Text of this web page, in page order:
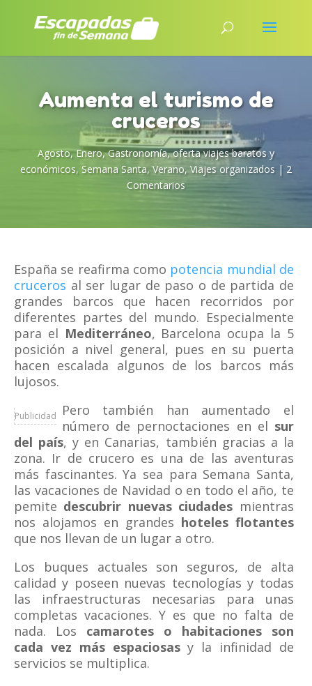
Aumenta el turismo de
cruceros
Agosto,Enero,Gastronomía,oferta viajes baratos y
económicos, Semana Santa, Verano, Viajes organizados| 2
Comentarios
España se reafirma como potencia mundial de
cruceros al ser lugar de paso o de partida de
grandes barcos que hacen recorridos por
diferentes partes del mundo. Especialmente
para el Mediterráneo, Barcelona ocupa la 5
posición a nivel general, pues en su puerta
hacen escalada algunos de los barcos más
lujosos.
Publicidad
Pero también han aumentado el
número de pernoctaciones en el sur
del país, y en Canarias, también gracias a la
zona. Ir de crucero es una de las aventuras
más fascinantes. Ya sea para Semana Santa,
las vacaciones de Navidad o en todo el año, te
pemite descubrir nuevas ciudades mientras
nos alojamos en grandes hoteles flotantes
que nos llevan de un lugar a otro.
Los buques actuales son seguros, de alta
calidad y poseen nuevas tecnologías y todas
las infraestructuras necesarias para unas
completas vacaciones. Y es que no falta de
nada. Los camarotes o habitaciones son
cada vez más espaciosasy la infinidad de
servicios se multiplica.